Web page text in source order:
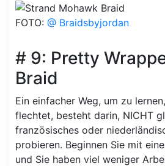
FOTO: @ Braidsbyjordan
# 9: Pretty
Braid
Ein einfacher Weg, um zu
flechtet, besteht darin, NICHT
französisches oder
probieren. Beginnen Sie mit
und Sie haben viel weniger